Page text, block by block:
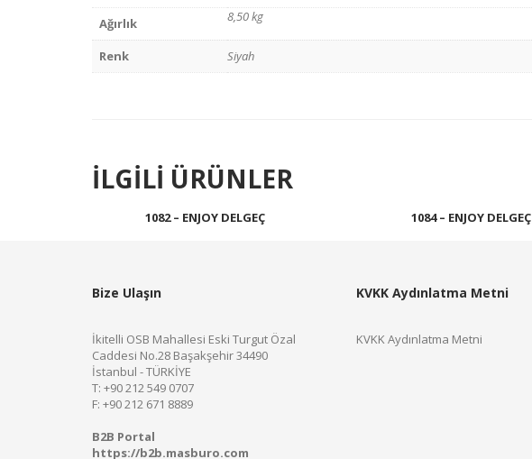
Ağırlık 8,50 kg
Renk Siyah
İLGILI ÜRÜNLER
1082 – ENJOY DELGEÇ 1084 – ENJOY DELGEÇ
Bize Ulaşın
İkitelli OSB Mahallesi Eski Turgut Özal
Caddesi No.28 Başakşehir 34490
İstanbul - TÜRKİYE
T: +90 212 549 0707
F: +90 212 671 8889
B2B Portal
https://b2b.masburo.com
KVKK Aydınlatma Metni
KVKK Aydınlatma Metni